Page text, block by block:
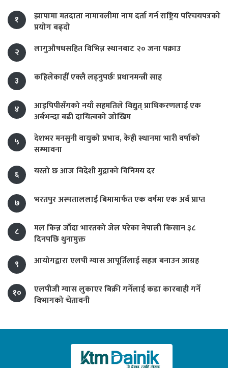
१
झापामा मतदाता नामावलीमा नाम दर्ता गर्न राष्ट्रिय परिचयपत्रको
प्रयोग बढ्दो
२
लागुऔषधसहित विभिन्न स्थानबाट २० जना पक्राउ
३ कहिलेकाहीँ एक्लै लड्नुपर्छः प्रधानमन्त्री साह
४
आइपिपीसँगको नयाँ सहमतिले विद्युत् प्राधिकरणलाई एक
अर्बभन्दा बढी दायित्वको जोखिम
५
देशभर मनसुनी वायुको प्रभाव, केही स्थानमा भारी वर्षाको
सम्भावना
६
यस्तो छ आज विदेशी मुद्राको विनिमय दर
७ भरतपुर अस्पताललाई बिमामार्फत एक वर्षमा एक अर्ब प्राप्त
८
मल किन्न जाँदा भारतको जेल परेका नेपाली किसान ३८
दिनपछि थुनामुक्त
९
आयोगद्वारा एलपी ग्यास आपूर्तिलाई सहज बनाउन आग्रह
१०
एलपीजी ग्यास लुकाएर बिक्री गर्नेलाई कडा कारबाही गर्ने
विभागको चेतावनी